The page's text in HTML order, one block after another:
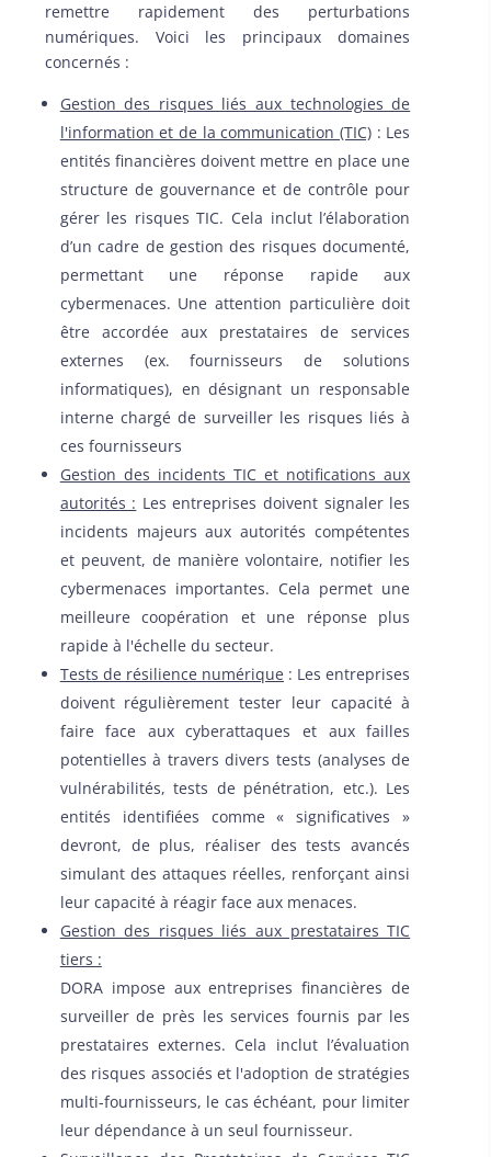
remettre rapidement des perturbations
numériques. Voici les principaux domaines
concernés :
Gestion des risques liés aux technologies de
l'information et de la communication (TIC): Les
entités financières doivent mettre en place une
structure de gouvernance et de contrôle pour
gérer les risques TIC. Cela inclut l’élaboration
d’un cadre de gestion des risques documenté,
permettant une réponse rapide aux
cybermenaces. Une attention particulière doit
être accordée aux prestataires de services
externes (ex. fournisseurs de solutions
informatiques), en désignant un responsable
interne chargé de surveiller les risques liés à
ces fournisseurs
Gestion des incidents TIC et notifications aux
autorités : Les entreprises doivent signaler les
incidents majeurs aux autorités compétentes
et peuvent, de manière volontaire, notifier les
cybermenaces importantes. Cela permet une
meilleure coopération et une réponse plus
rapide à l'échelle du secteur.
Tests de résilience numérique: Les entreprises
doivent régulièrement tester leur capacité à
faire face aux cyberattaques et aux failles
potentielles à travers divers tests (analyses de
vulnérabilités, tests de pénétration, etc.). Les
entités identifiées comme « significatives »
devront, de plus, réaliser des tests avancés
simulant des attaques réelles, renforçant ainsi
leur capacité à réagir face aux menaces.
Gestion des risques liés aux prestataires TIC
tiers :
DORA impose aux entreprises financières de
surveiller de près les services fournis par les
prestataires externes. Cela inclut l’évaluation
des risques associés et l'adoption de stratégies
multi-fournisseurs, le cas échéant, pour limiter
leur dépendance à un seul fournisseur.